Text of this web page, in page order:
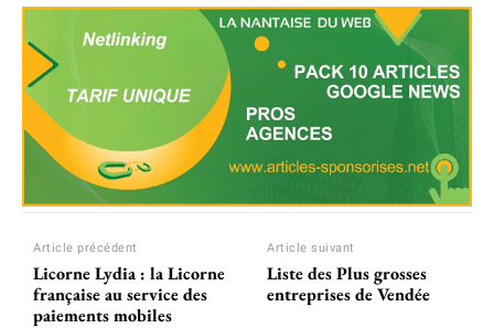
Article précédent
Licorne Lydia : la Licorne
française au service des
paiements mobiles
Article suivant
Liste des Plus grosses
entreprises de Vendée